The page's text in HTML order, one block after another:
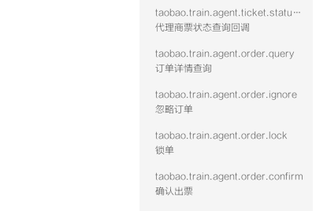
taobao.train.agent.ticket.status.callback
代理商票状态查询回调
taobao.train.agent.order.query
订单详情查询
taobao.train.agent.order.ignore
忽略订单
taobao.train.agent.order.lock
锁单
taobao.train.agent.order.confirm
确认出票